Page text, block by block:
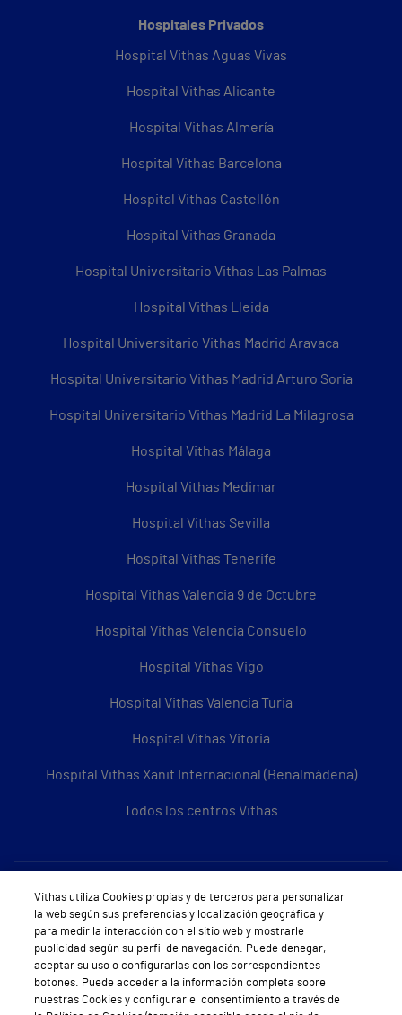
Hospitales Privados
Hospital Vithas Aguas Vivas
Hospital Vithas Alicante
Hospital Vithas Almería
Hospital Vithas Barcelona
Hospital Vithas Castellón
Hospital Vithas Granada
Hospital Universitario Vithas Las Palmas
Hospital Vithas Lleida
Hospital Universitario Vithas Madrid Aravaca
Hospital Universitario Vithas Madrid Arturo Soria
Hospital Universitario Vithas Madrid La Milagrosa
Hospital Vithas Málaga
Hospital Vithas Medimar
Hospital Vithas Sevilla
Hospital Vithas Tenerife
Hospital Vithas Valencia 9 de Octubre
Hospital Vithas Valencia Consuelo
Hospital Vithas Vigo
Hospital Vithas Valencia Turia
Hospital Vithas Vitoria
Hospital Vithas Xanit Internacional (Benalmádena)
Todos los centros Vithas
Sobre Vithas
Quiénes somos
Trabajar en Vithas
Teléfono Cita Médica
Vithas utiliza Cookies propias y de terceros para personalizar
la web según sus preferencias y localización geográfica y
para medir la interacción con el sitio web y mostrarle
publicidad según su perfil de navegación. Puede denegar,
aceptar su uso o configurarlas con los correspondientes
botones. Puede acceder a la información completa sobre
nuestras Cookies y configurar el consentimiento a través de